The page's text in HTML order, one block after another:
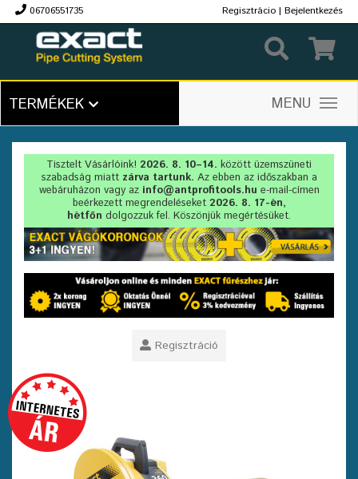
06706551735 Regisztrácio | Bejelentkezés
TERMÉKEK MENU
Tisztelt Vásárlóink! 2026. 8. 10–14. között üzemszüneti
szabadság miatt zárva tartunk. Az ebben az időszakban a
webáruházon vagy az info@antprofitools.hu e-mail-címen
beérkezett megrendeléseket 2026. 8. 17-én,
hétfőn dolgozzuk fel. Köszönjük megértésüket.
Regisztráció